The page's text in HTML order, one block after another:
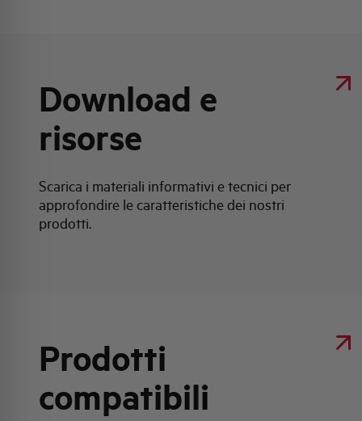
Download e
risorse
Scarica i materiali informativi e tecnici per
approfondire le caratteristiche dei nostri
prodotti.
Prodotti
compatibili